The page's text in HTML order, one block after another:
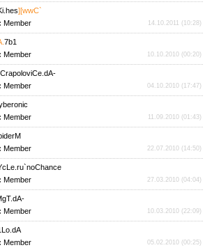
][wwC`
Member 14.10.2011 (10:28)
7b1
Member 10.10.2010 (00:20)
Member 04.10.2010 (17:47)
Member 11.09.2010 (01:43)
Member 22.07.2010 (14:50)
Member 27.03.2010 (04:04)
Member 10.03.2010 (22:09)
Member 05.02.2010 (00:25)